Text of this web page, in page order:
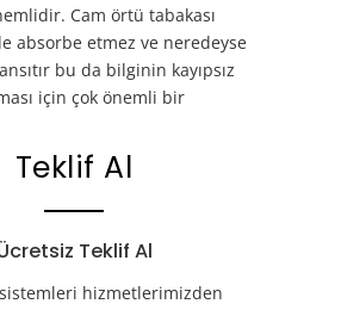
Cam örtü tabakası
absorbe etmez ve neredeyse
bu da bilginin kayıpsız
için çok önemli bir
Teklif Al
Teklif Al
hizmetlerimizden